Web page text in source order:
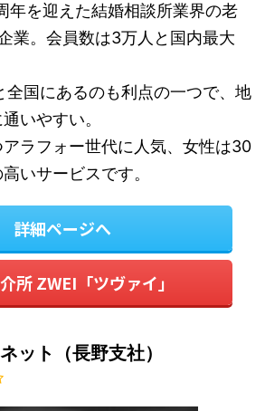
年を迎えた結婚相談所業界の老
業。会員数は3万人と国内最大
全国にあるのも利点の一つで、地
いやすい。
ラフォー世代に人気、女性は30
いサービスです。
詳細ページへ
所 ZWEI「ツヴァイ」
ット（長野支社）